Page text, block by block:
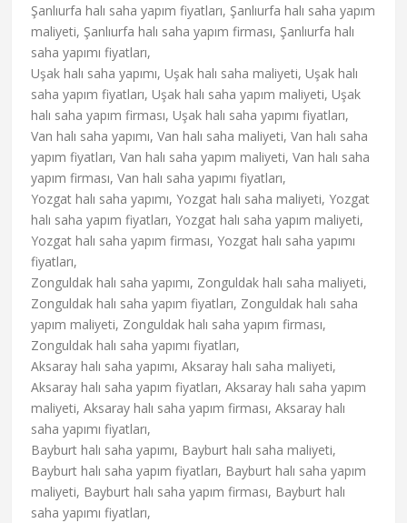
Şanlıurfa halı saha yapım fiyatları, Şanlıurfa halı saha yapım
maliyeti, Şanlıurfa halı saha yapım firması, Şanlıurfa halı
saha yapımı fiyatları,
Uşak halı saha yapımı, Uşak halı saha maliyeti, Uşak halı
saha yapım fiyatları, Uşak halı saha yapım maliyeti, Uşak
halı saha yapım firması, Uşak halı saha yapımı fiyatları,
Van halı saha yapımı, Van halı saha maliyeti, Van halı saha
yapım fiyatları, Van halı saha yapım maliyeti, Van halı saha
yapım firması, Van halı saha yapımı fiyatları,
Yozgat halı saha yapımı, Yozgat halı saha maliyeti, Yozgat
halı saha yapım fiyatları, Yozgat halı saha yapım maliyeti,
Yozgat halı saha yapım firması, Yozgat halı saha yapımı
fiyatları,
Zonguldak halı saha yapımı, Zonguldak halı saha maliyeti,
Zonguldak halı saha yapım fiyatları, Zonguldak halı saha
yapım maliyeti, Zonguldak halı saha yapım firması,
Zonguldak halı saha yapımı fiyatları,
Aksaray halı saha yapımı, Aksaray halı saha maliyeti,
Aksaray halı saha yapım fiyatları, Aksaray halı saha yapım
maliyeti, Aksaray halı saha yapım firması, Aksaray halı
saha yapımı fiyatları,
Bayburt halı saha yapımı, Bayburt halı saha maliyeti,
Bayburt halı saha yapım fiyatları, Bayburt halı saha yapım
maliyeti, Bayburt halı saha yapım firması, Bayburt halı
saha yapımı fiyatları,